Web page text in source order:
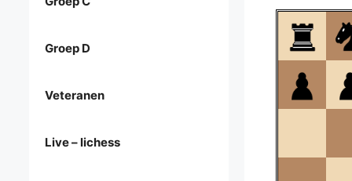
Groep D
Veteranen
Live – lichess